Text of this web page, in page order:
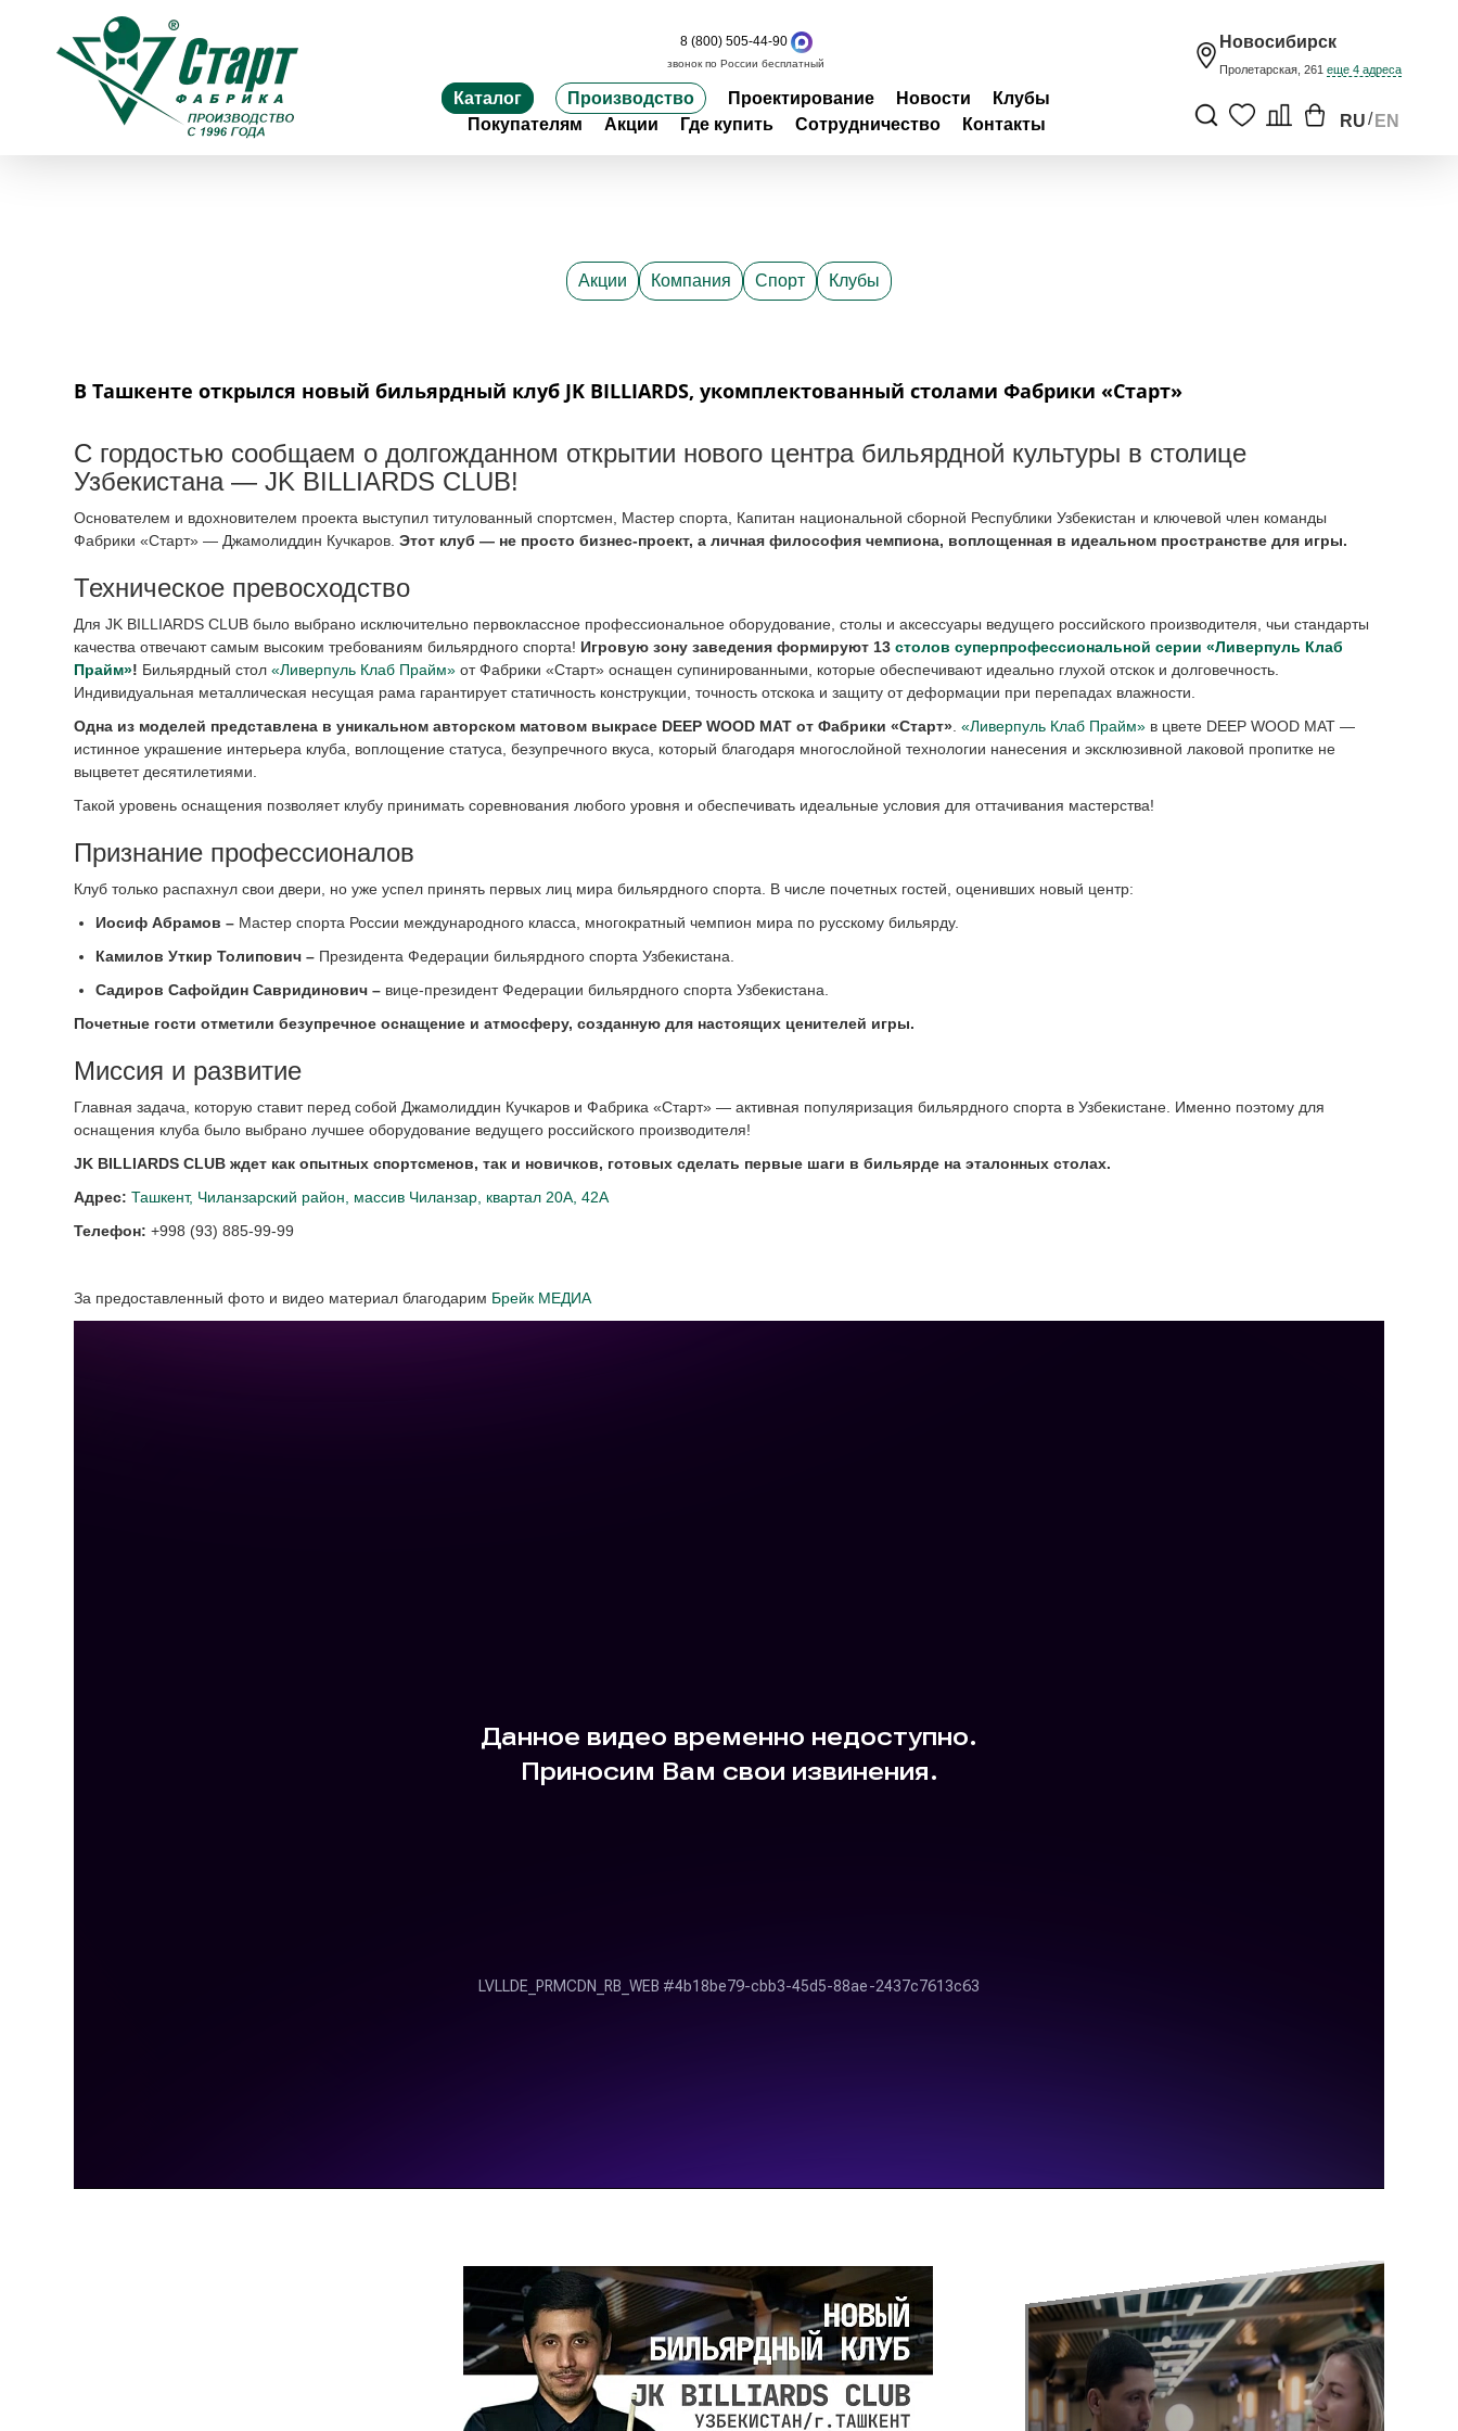
8 (800) 505-44-90
звонок по России бесплатный
Каталог Производство Проектирование Новости
Клубы
Покупателям
Акции Где купить Сотрудничество Контакты
Новосибирск
Пролетарская, 261 еще 4 адреса
RU/ EN
Акции Компания Спорт Клубы
В Ташкенте открылся новый бильярдный клуб JK BILLIARDS, укомплектованный столами Фабрики «Старт»
С гордостью сообщаем о долгожданном открытии нового центра бильярдной культуры в столице
Узбекистана — JK BILLIARDS CLUB!
Основателем и вдохновителем проекта выступил титулованный спортсмен, Мастер спорта, Капитан национальной сборной Республики Узбекистан и ключевой член команды
Фабрики «Старт» — Джамолиддин Кучкаров. Этот клуб — не просто бизнес-проект, а личная философия чемпиона, воплощенная в идеальном пространстве для игры.
Техническое превосходство
Для JK BILLIARDS CLUB было выбрано исключительно первоклассное профессиональное оборудование, столы и аксессуары ведущего российского производителя, чьи стандарты
качества отвечают самым высоким требованиям бильярдного спорта! Игровую зону заведения формируют 13 столов суперпрофессиональной серии «Ливерпуль Клаб
Прайм»! Бильярдный стол «Ливерпуль Клаб Прайм»от Фабрики «Старт» оснащен супинированными, которые обеспечивают идеально глухой отскок и долговечность.
Индивидуальная металлическая несущая рама гарантирует статичность конструкции, точность отскока и защиту от деформации при перепадах влажности.
Одна из моделей представлена в уникальном авторском матовом выкрасе DEEP WOOD MAT от Фабрики «Старт». «Ливерпуль Клаб Прайм»в цвете DEEP WOOD MAT —
истинное украшение интерьера клуба, воплощение статуса, безупречного вкуса, который благодаря многослойной технологии нанесения и эксклюзивной лаковой пропитке не
выцветет десятилетиями.
Такой уровень оснащения позволяет клубу принимать соревнования любого уровня и обеспечивать идеальные условия для оттачивания мастерства!
Признание профессионалов
Клуб только распахнул свои двери, но уже успел принять первых лиц мира бильярдного спорта. В числе почетных гостей, оценивших новый центр:
Иосиф Абрамов – Мастер спорта России международного класса, многократный чемпион мира по русскому бильярду.
Камилов Уткир Толипович –Президента Федерации бильярдного спорта Узбекистана.
Садиров Сафойдин Савридинович –вице-президент Федерации бильярдного спорта Узбекистана.
Почетные гости отметили безупречное оснащение и атмосферу, созданную для настоящих ценителей игры.
Миссия и развитие
Главная задача, которую ставит перед собой Джамолиддин Кучкаров и Фабрика «Старт» — активная популяризация бильярдного спорта в Узбекистане. Именно поэтому для
оснащения клуба было выбрано лучшее оборудование ведущего российского производителя!
JK BILLIARDS CLUB ждет как опытных спортсменов, так и новичков, готовых сделать первые шаги в бильярде на эталонных столах.
Адрес: Ташкент, Чиланзарский район, массив Чиланзар, квартал 20А, 42А
Телефон: +998 (93) 885-99-99
За предоставленный фото и видео материал благодарим Брейк МЕДИА
До окончания акции осталось: